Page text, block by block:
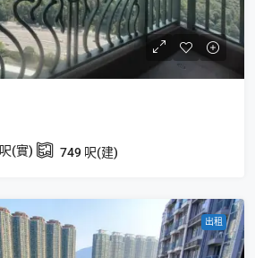
呎(實) 749 呎(建)
出租